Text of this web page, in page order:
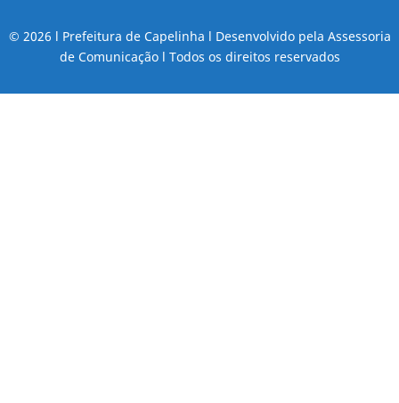
© 2026 l Prefeitura de Capelinha l Desenvolvido pela Assessoria
de Comunicação l Todos os direitos reservados